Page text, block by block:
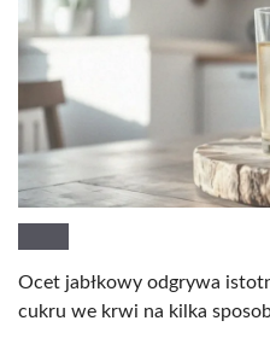
Ocet jabłkowy odgrywa
cukru we krwi na kilka